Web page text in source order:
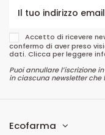
Accetto di ricevere
confermo di aver preso
dati. Clicca per leggere
Puoi annullare l’iscrizione
in ciascuna newsletter che
Ecofarma